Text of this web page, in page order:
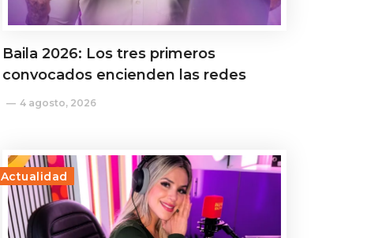
Baila 2026: Los tres primeros
convocados encienden las redes
4 agosto, 2026
Actualidad